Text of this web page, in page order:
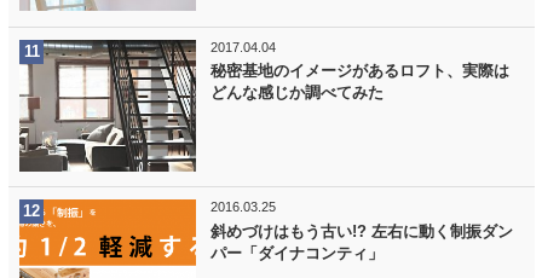
2017.04.04
秘密基地のイメージがあるロフト、実際は
どんな感じか調べてみた
2016.03.25
斜めづけはもう古い!? 左右に動く制振ダン
パー「ダイナコンティ」